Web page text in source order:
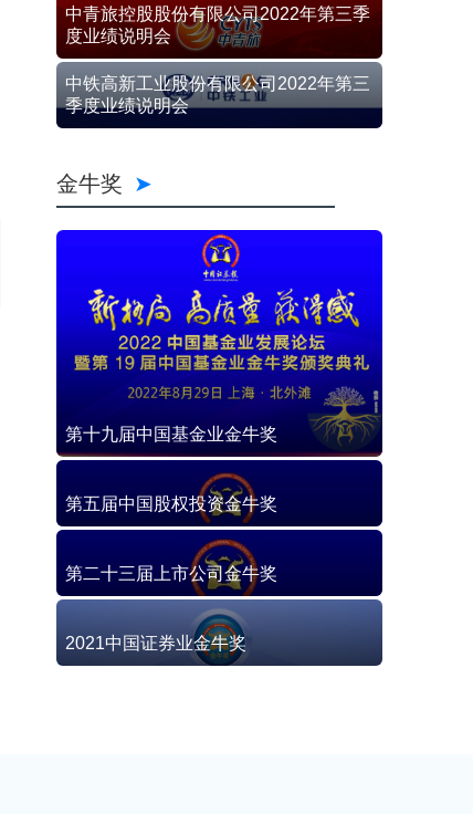
中青旅控股股份有限公司2022年第三季
度业绩说明会
中铁高新工业股份有限公司2022年第三
季度业绩说明会
金牛奖
第十九届中国基金业金牛奖
第五届中国股权投资金牛奖
第二十三届上市公司金牛奖
2021中国证券业金牛奖